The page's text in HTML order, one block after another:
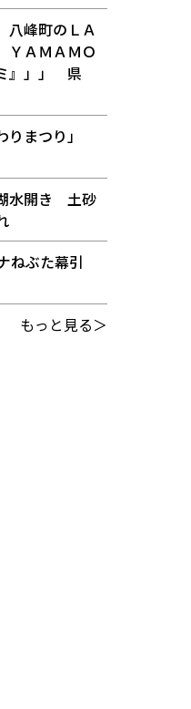
峰町のＬＡ
ＡＭＡＭＯ
』」」 県
りまつり」
水開き 土砂
ねぶた幕引
もっと見る＞